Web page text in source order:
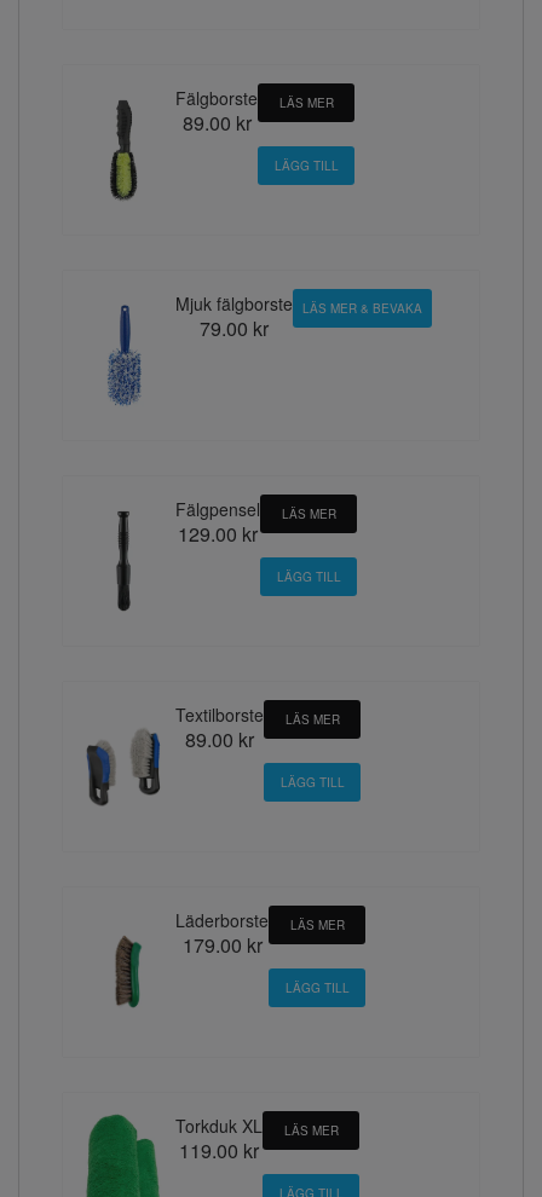
Fälgborste
89.00 kr
LÄS MER
Mjuk fälgborste
79.00 kr
LÄS MER & BEVAKA
Fälgpensel
129.00 kr
LÄS MER
Textilborste
89.00 kr
LÄS MER
Läderborste
179.00 kr
LÄS MER
Torkduk XL
119.00 kr
LÄS MER